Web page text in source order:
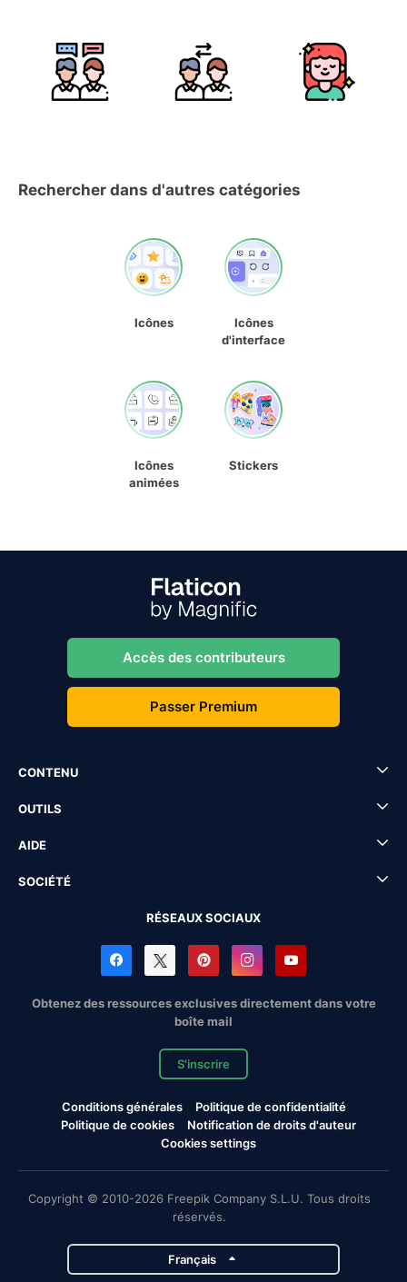
Rechercher dans d'autres catégories
Icônes
Icônes
d'interface
Icônes
animées
Stickers
Accès des contributeurs
Passer Premium
CONTENU
OUTILS
AIDE
SOCIÉTÉ
RÉSEAUX SOCIAUX
Obtenez des ressources exclusives directement dans votre
boîte mail
S'inscrire
Conditions générales
Politique de confidentialité
Politique de cookies
Notification de droits d'auteur
Cookies settings
Copyright © 2010-2026 Freepik Company S.L.U. Tous droits
réservés.
Français